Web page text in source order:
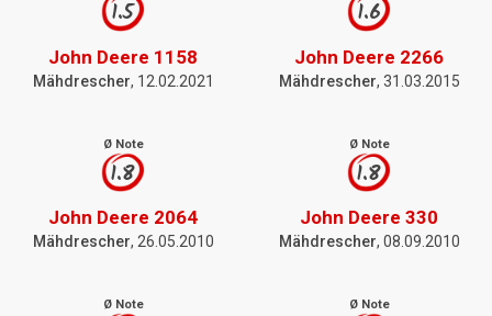
1.5
John Deere 1158
Mähdrescher, 12.02.2021
1.6
John Deere 2266
Mähdrescher, 31.03.2015
Ø Note
1.8
John Deere 2064
Mähdrescher, 26.05.2010
Ø Note
1.8
John Deere 330
Mähdrescher, 08.09.2010
Ø Note Ø Note